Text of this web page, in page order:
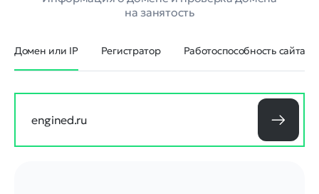
на занятость
Домен или IP Регистратор Работоспособность сайта